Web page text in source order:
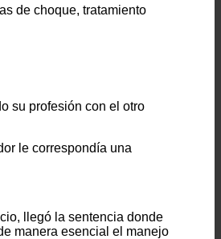
de choque, tratamiento
su profesión con el otro
le correspondía una
llegó la sentencia donde
manera esencial el manejo